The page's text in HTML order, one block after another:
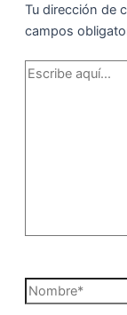
Tu dirección de
campos
Escribe
Nombre*